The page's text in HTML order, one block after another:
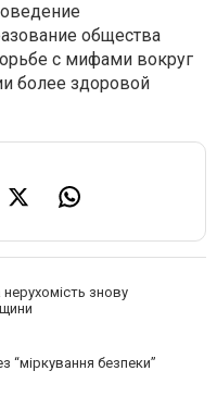
общества
с мифами вокруг
более здоровой
знову
“міркування безпеки”